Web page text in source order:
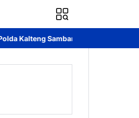
Berikan Edukasi tentang